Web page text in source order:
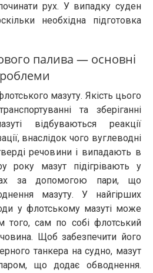
рух. У випадку суден
необхідна підготовка
палива — основні
мазуту. Якість цього
та зберіганні
відбуваються реакції
внаслідок чого вуглеводні
речовини і випадають в
року мазут підігрівають у
за допомогою пари, що
мазуту. У найгірших
у флотському мазуті може
того, сам по собі флотський
Щоб забезпечити його
танкера на судно, мазут
що додає обводнення.